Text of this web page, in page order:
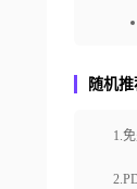
随机推
1.
怎